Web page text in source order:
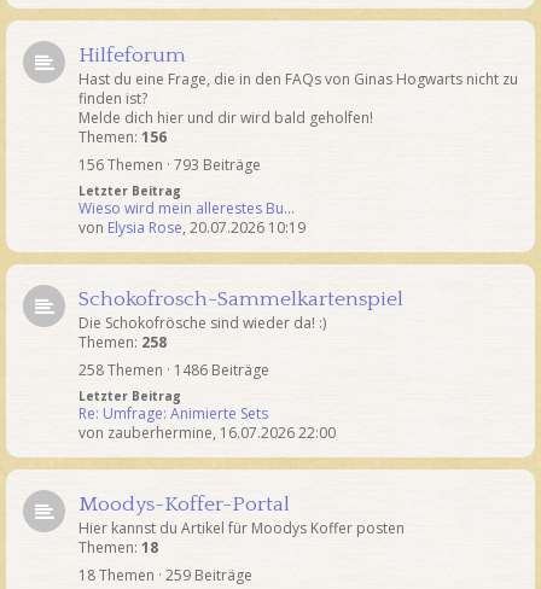
Hilfeforum
Hast du eine Frage, die in den FAQs von Ginas Hogwarts nicht zu
finden ist?
Melde dich hier und dir wird bald geholfen!
Themen: 156
156 Themen · 793 Beiträge
Letzter Beitrag
Wieso wird mein allerestes Bu…
von Elysia Rose, 20.07.2026 10:19
Schokofrosch-Sammelkartenspiel
Die Schokofrösche sind wieder da! :)
Themen: 258
258 Themen · 1486 Beiträge
Letzter Beitrag
Re: Umfrage: Animierte Sets
von zauberhermine, 16.07.2026 22:00
Moodys-Koffer-Portal
Hier kannst du Artikel für Moodys Koffer posten
Themen: 18
18 Themen · 259 Beiträge